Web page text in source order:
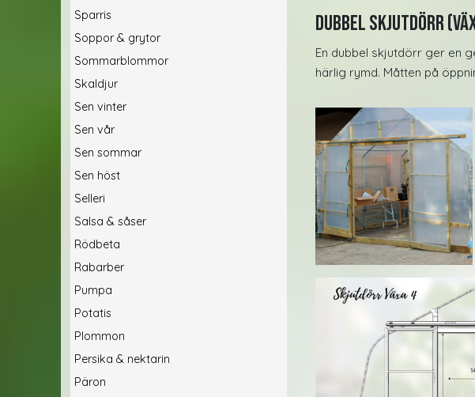
Sparris
Soppor & grytor
Sommarblommor
Skaldjur
Sen vinter
Sen vår
Sen sommar
Sen höst
Selleri
Salsa & såser
Rödbeta
Rabarber
Pumpa
Potatis
Plommon
Persika & nektarin
Päron
Dubbel Skjutdörr
En dubbel skjutdörr ger en
härlig rymd. Måtten på